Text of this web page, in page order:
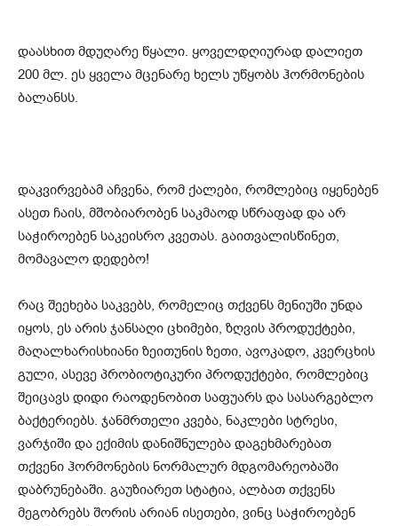
დაასხით მდუღარე წყალი. ყოველდღიურად დალიეთ
200 მლ. ეს ყველა მცენარე ხელს უწყობს ჰორმონების
ბალანსს.
დაკვირვებამ აჩვენა, რომ ქალები, რომლებიც იყენებენ
ასეთ ჩაის, მშობიარობენ საკმაოდ სწრაფად და არ
საჭიროებენ საკეისრო კვეთას. გაითვალისწინეთ,
მომავალო დედებო!
რაც შეეხება საკვებს, რომელიც თქვენს მენიუში უნდა
იყოს, ეს არის ჯანსაღი ცხიმები, ზღვის პროდუქტები,
მაღალხარისხიანი ზეითუნის ზეთი, ავოკადო, კვერცხის
გული, ასევე პრობიოტიკური პროდუქტები, რომლებიც
შეიცავს დიდი რაოდენობით საფუარს და სასარგებლო
ბაქტერიებს. ჯანმრთელი კვება, ნაკლები სტრესი,
ვარჯიში და ექიმის დანიშნულება დაგეხმარებათ
თქვენი ჰორმონების ნორმალურ მდგომარეობაში
დაბრუნებაში. გაუზიარეთ სტატია, ალბათ თქვენს
მეგობრებს შორის არიან ისეთები, ვინც საჭიროებენ